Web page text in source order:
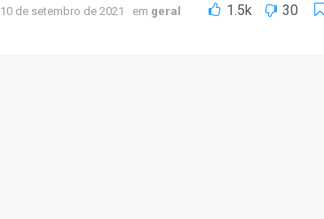
10 de setembro de 2021 em geral 1.5k 30